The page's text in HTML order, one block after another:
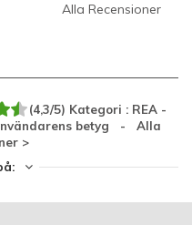
Alla Recensioner
(4,3/5) Kategori : REA -
betyg
- Alla
>